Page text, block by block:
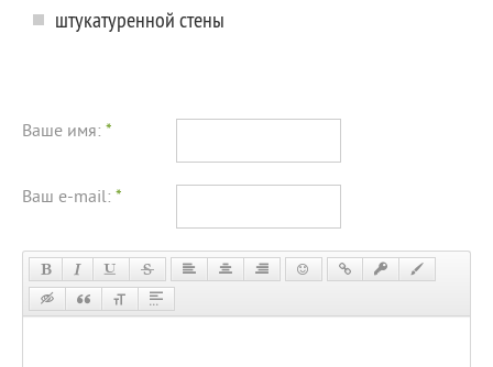
штукатуренной стены
Ваше имя: *
Ваш e-mail: *